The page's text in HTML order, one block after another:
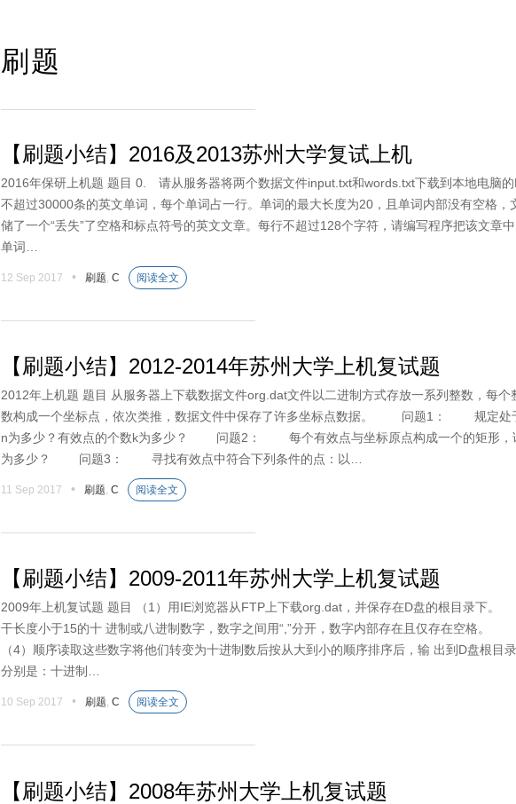
刷题
【刷题小结】2016及2013苏州大学复试上机
2016年保研上机题 题目 0. 请从服务器将两个数据文件input.txt和words.txt下载到本地电
不超过30000条的英文单词，每个单词占一行。单词的最大长度为20，且单词内部没有空
储了一个“丢失”了空格和标点符号的英文文章。每行不超过128个字符，请编写程序把该
单词…
12 Sep 2017 • 刷题 C 阅读全文
【刷题小结】2012-2014年苏州大学上机复试题
2012年上机题 题目 从服务器上下载数据文件org.dat文件以二进制方式存放一系列整数，每
数构成一个坐标点，依次类推，数据文件中保存了许多坐标点数据。 问题1： 规定处于
n为多少？有效点的个数k为多少？ 问题2： 每个有效点与坐标原点构成一个的矩形，请
为多少？ 问题3： 寻找有效点中符合下列条件的点：以…
11 Sep 2017 • 刷题 C 阅读全文
【刷题小结】2009-2011年苏州大学上机复试题
2009年上机复试题 题目 （1）用IE浏览器从FTP上下载org.dat，并保存在D盘的根目录下
干长度小于15的十 进制或八进制数字，数字之间用“,”分开，数字内部存在且仅存在空格
（4）顺序读取这些数字将他们转变为十进制数后按从大到小的顺序排序后，输 出到D盘根
分别是：十进制…
10 Sep 2017 • 刷题 C 阅读全文
【刷题小结】2008年苏州大学上机复试题